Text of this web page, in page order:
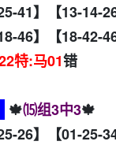
41】【13-14-26
46】【18-42-46
特:马01错
🍁⒂组3中3🍁
26】【01-25-34